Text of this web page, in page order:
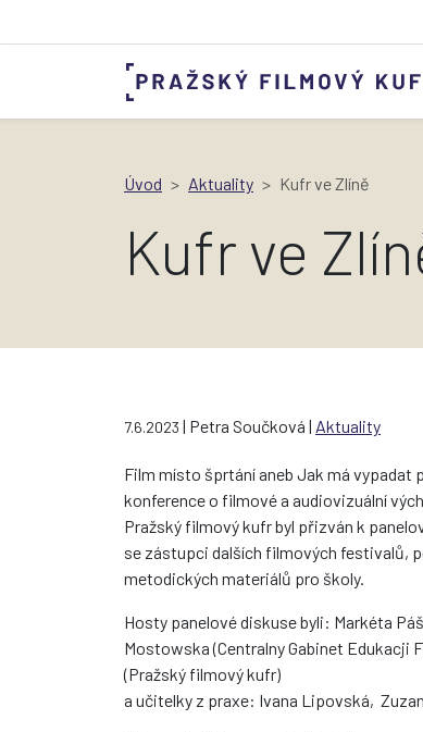
Úvod Aktuality Kufr ve Zlíně
Kufr ve
7.6.2023 | Petra Součková | Aktuality
Film místo šprtání aneb Jak má vypadat
konference o filmové a audiovizuální
Pražský filmový kufr byl přizván k
se zástupci dalších filmových festivalů,
metodických materiálů pro školy.
Hosty panelové diskuse byli: Markéta
Mostowska (Centralny Gabinet Edukacji
(Pražský filmový kufr)
a učitelky z praxe: Ivana Lipovská,